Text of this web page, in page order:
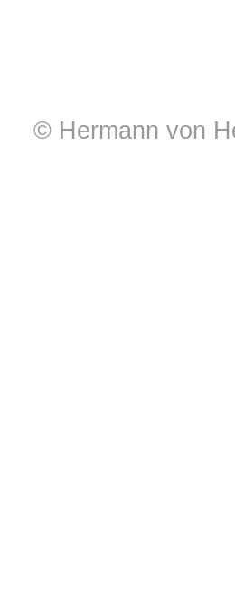
© Hermann von